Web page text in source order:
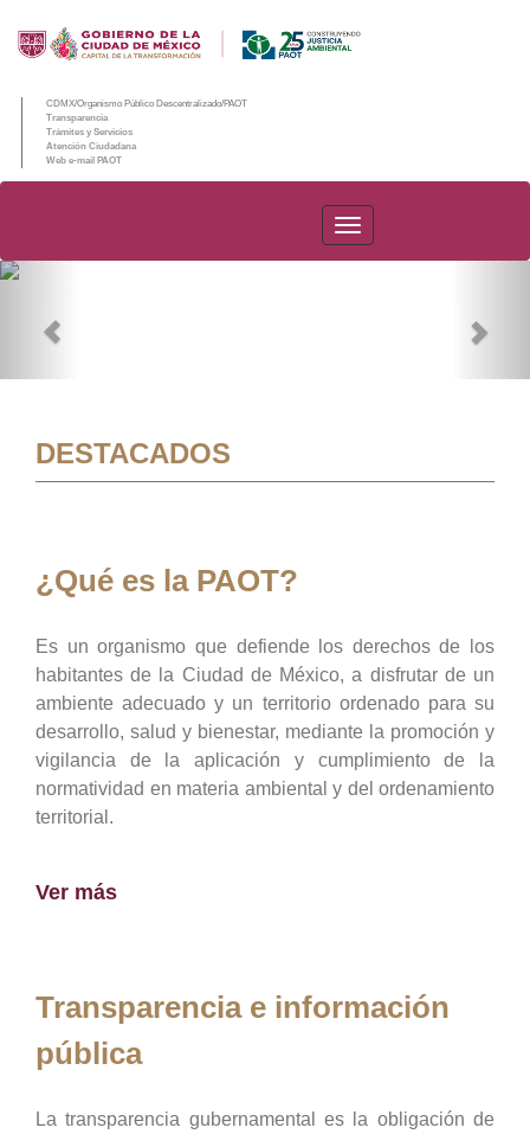
CDMX/Organismo Público Descentralizado/PAOT
Transparencia
Trámites y Servicios
Atención Ciudadana
Web e-mail PAOT
PAOT
DESTACADOS
¿Qué es la PAOT?
Es un organismo que defiende los derechos de los
habitantes de la Ciudad de México, a disfrutar de un
ambiente adecuado y un territorio ordenado para su
desarrollo, salud y bienestar, mediante la promoción y
vigilancia de la aplicación y cumplimiento de la
normatividad en materia ambiental y del ordenamiento
territorial.
Ver más
Transparencia e información
pública
La transparencia gubernamental es la obligación de